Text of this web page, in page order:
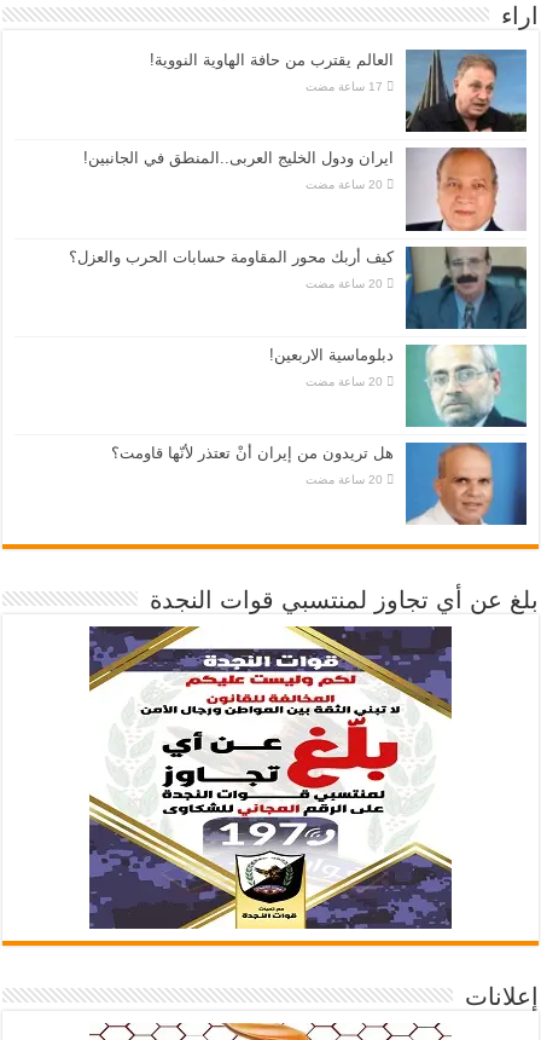
اراء
العالم يقترب من حافة الهاوية النووية!
ايران ودول الخليج العربى..المنطق في الجانبين!
كيف أربك محور المقاومة حسابات الحرب والعزل؟
دبلوماسية الاربعين!
هل تريدون من إيران أنْ تعتذر لأنّها قاومت؟
بلغ عن أي تجاوز لمنتسبي قوات النجدة
إعلانات